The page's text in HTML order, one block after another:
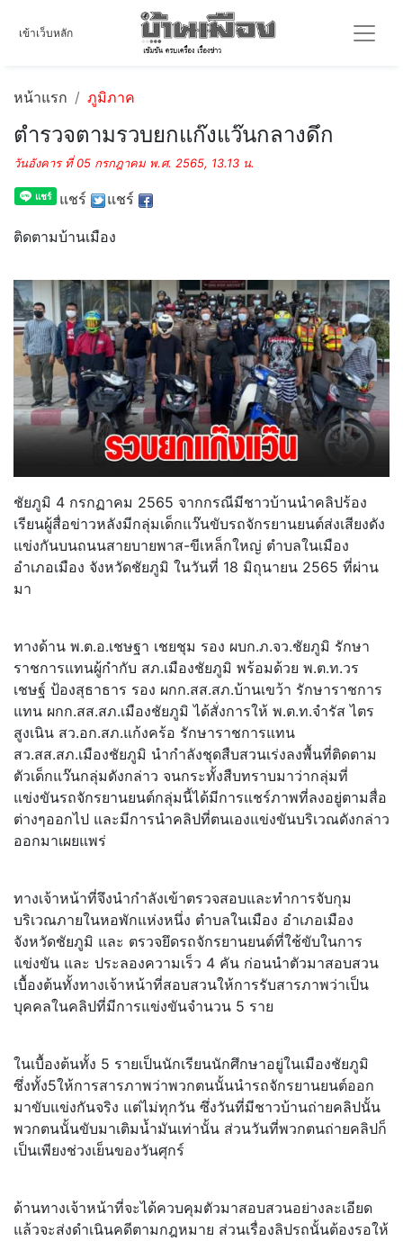
เข้าเว็บหลัก
หน้าแรก ภูมิภาค
ตำรวจตามรวบยกแก๊งแว๊นกลางดึก
วันอังคาร ที่ 05 กรกฎาคม พ.ศ. 2565, 13.13 น.
แชร์ แชร์
ติดตามบ้านเมือง
ชัยภูมิ 4 กรกฏาคม 2565 จากกรณีมีชาวบ้านนำคลิปร้อง
เรียนผู้สื่อข่าวหลังมีกลุ่มเด็กแว๊นขับรถจักรยานยนต์ส่งเสียงดัง
แข่งกันบนถนนสายบายพาส-ขีเหล็กใหญ่ ตำบลในเมือง
อำเภอเมือง จังหวัดชัยภูมิ ในวันที่ 18 มิถุนายน 2565 ที่ผ่าน
มา
ทางด้าน พ.ต.อ.เชษฐา เชยชุม รอง ผบก.ภ.จว.ชัยภูมิ รักษา
ราชการแทนผู้กำกับ สภ.เมืองชัยภูมิ พร้อมด้วย พ.ต.ท.วร
เชษฐ์ ป้องสุธาธาร รอง ผกก.สส.สภ.บ้านเขว้า รักษาราชการ
แทน ผกก.สส.สภ.เมืองชัยภูมิ ได้สั่งการให้ พ.ต.ท.จำรัส ไตร
สูงเนิน สว.อก.สภ.แก้งคร้อ รักษาราชการแทน
สว.สส.สภ.เมืองชัยภูมิ นำกำลังชุดสืบสวนเร่งลงพื้นที่ติดตาม
ตัวเด็กแว๊นกลุ่มดังกล่าว จนกระทั้งสืบทราบมาว่ากลุ่มที่
แข่งขันรถจักรยานยนต์กลุ่มนี้ได้มีการแชร์ภาพที่ลงอยู่ตามสื่อ
ต่างๆออกไป และมีการนำคลิปที่ตนเองแข่งขันบริเวณดังกล่าว
ออกมาเผยแพร่
ทางเจ้าหน้าที่จึงนำกำลังเข้าตรวจสอบและทำการจับกุม
บริเวณภายในหอพักแห่งหนึ่ง ตำบลในเมือง อำเภอเมือง
จังหวัดชัยภูมิ และ ตรวจยึดรถจักรยานยนต์ที่ใช้ขับในการ
แข่งขัน และ ประลองความเร็ว 4 คัน ก่อนนำตัวมาสอบสวน
เบื้องต้นทั้งทางเจ้าหน้าที่สอบสวนให้การรับสารภาพว่าเป็น
บุคคลในคลิปที่มีการแข่งขันจำนวน 5 ราย
ในเบื้องต้นทั้ง 5 รายเป็นนักเรียนนักศึกษาอยู่ในเมืองชัยภูมิ
ซึ่งทั้ง5ให้การสารภาพว่าพวกตนนั้นนำรถจักรยานยนต์ออก
มาขับแข่งกันจริง แต่ไม่ทุกวัน ซึ่งวันที่มีชาวบ้านถ่ายคลิปนั้น
พวกตนนั้นขับมาเติมน้ำมันเท่านั้น ส่วนวันที่พวกตนถ่ายคลิปก็
เป็นเพียงช่วงเย็นของวันศุกร์
ด้านทางเจ้าหน้าที่จะได้ควบคุมตัวมาสอบสวนอย่างละเอียด
แล้วจะส่งดำเนินคดีตามกฎหมาย ส่วนเรื่องลิปรถนั้นต้องรอให้